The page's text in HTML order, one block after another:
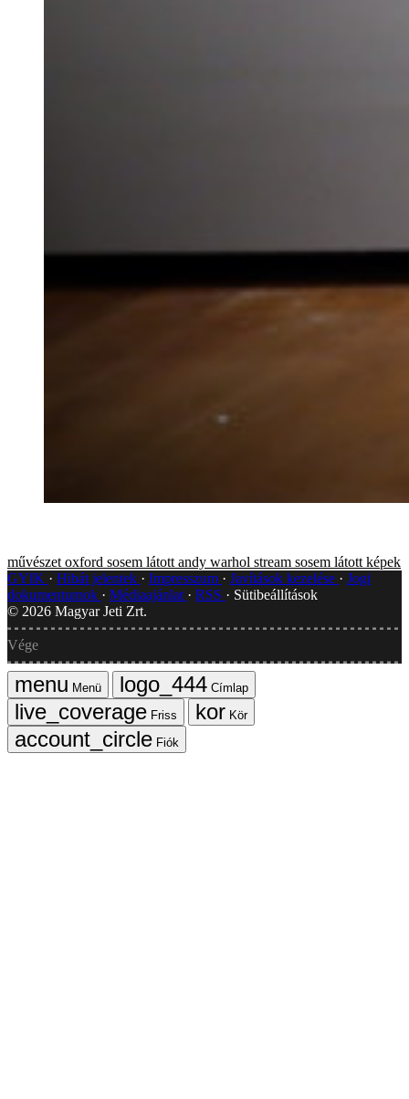
művészet oxford sosem látott andy warhol stream sosem látott képek
GYIK
Hibát jelentek Impresszum Javítások kezelése
Jogi
dokumentumok
Médiaajánlat RSS
Sütibeállítások
© 2026 Magyar Jeti Zrt.
Vége
Menü
Címlap
Friss
Kör
Fiók